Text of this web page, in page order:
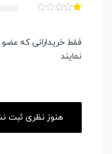
فقط خریدارانی که
نمایند
هنوز نظری ثبت